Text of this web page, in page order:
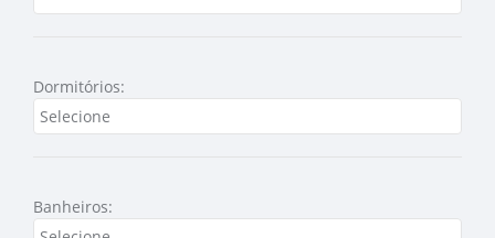
Dormitórios:
Banheiros: